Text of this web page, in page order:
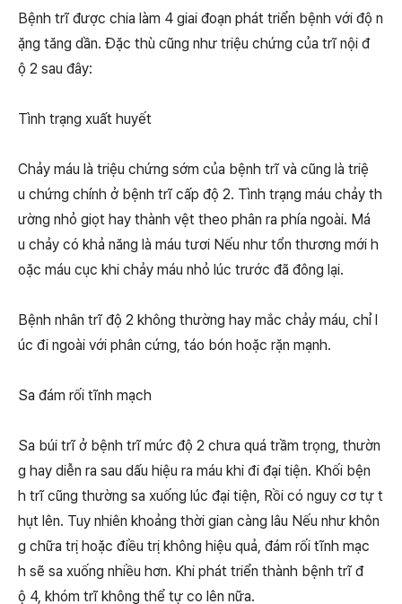
Bệnh trĩ được chia làm 4 giai đoạn phát triển bệnh với độ n
ặng tăng dần. Đặc thù cũng như triệu chứng của trĩ nội đ
ộ 2 sau đây:
Tình trạng xuất huyết
Chảy máu là triệu chứng sớm của bệnh trĩ và cũng là triệ
u chứng chính ở bệnh trĩ cấp độ 2. Tình trạng máu chảy th
ường nhỏ giọt hay thành vệt theo phân ra phía ngoài. Má
u chảy có khả năng là máu tươi Nếu như tổn thương mới h
oặc máu cục khi chảy máu nhỏ lúc trước đã đông lại.
Bệnh nhân trĩ độ 2 không thường hay mắc chảy máu, chỉ l
úc đi ngoài với phân cứng, táo bón hoặc rặn mạnh.
Sa đám rối tĩnh mạch
Sa búi trĩ ở bệnh trĩ mức độ 2 chưa quá trầm trọng, thườn
g hay diễn ra sau dấu hiệu ra máu khi đi đại tiện. Khối bện
h trĩ cũng thường sa xuống lúc đại tiện, Rồi có nguy cơ tự t
hụt lên. Tuy nhiên khoảng thời gian càng lâu Nếu như khôn
g chữa trị hoặc điều trị không hiệu quả, đám rối tĩnh mạc
h sẽ sa xuống nhiều hơn. Khi phát triển thành bệnh trĩ đ
ộ 4, khóm trĩ không thể tự co lên nữa.